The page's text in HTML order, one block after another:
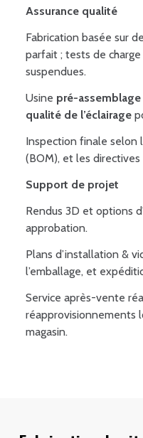
Assurance qualité
Fabrication basée sur
parfait ; tests de
suspendues.
Usine pré-assemblage
qualité de l’éclairage
Inspection finale selon
(BOM), et les directives
Support de projet
Rendus 3D et options
approbation.
Plans d’installation &
l’emballage, et
Service après-vente
réapprovisionnements
magasin.